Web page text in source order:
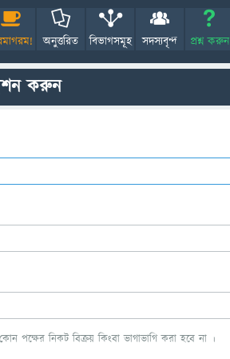
অনুত্তরিত বিভাগসমূহ সদস্যবৃন্দ প্রশ্ন করুন
করুন
পক্ষের নিকট বিক্রয় কিংবা ভাগাভাগি করা হবে না ।